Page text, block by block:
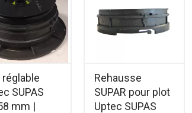
réglable
SUPAS
mm |
Rehausse
SUPAR pour plot
Uptec SUPAS